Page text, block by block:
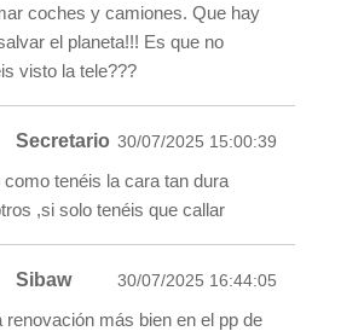
coches y camiones. Que hay
el planeta!!! Es que no
visto la tele???
Secretario 30/07/2025 15:00:39
como tenéis la cara tan dura
,si solo tenéis que callar
Sibaw 30/07/2025 16:44:05
renovación más bien en el pp de